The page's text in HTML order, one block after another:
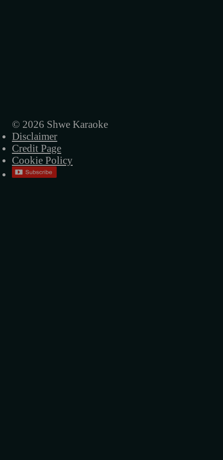
© 2026 Shwe Karaoke
Disclaimer
Credit Page
Cookie Policy